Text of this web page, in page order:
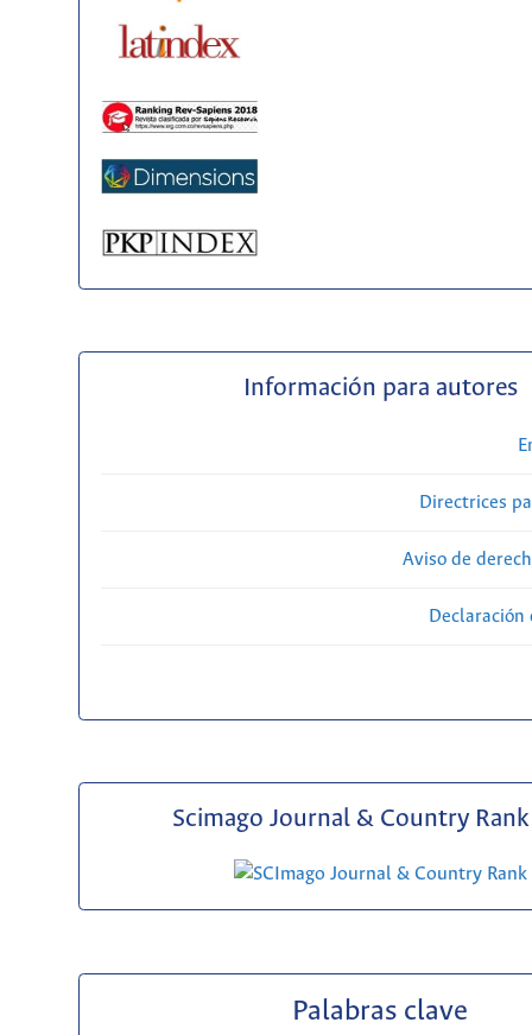
Información para autores
Directrices
Aviso de
Scimago Journal & Country Rank
Palabras clave